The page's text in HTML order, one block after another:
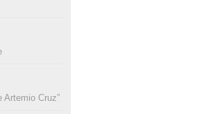
Artemio Cruz”